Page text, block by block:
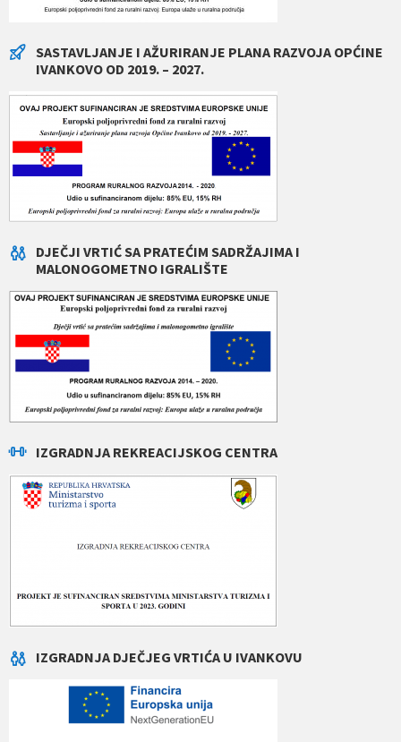
SASTAVLJANJE I AŽURIRANJE PLANA RAZVOJA OPĆINE
IVANKOVO OD 2019. – 2027.
DJEČJI VRTIĆ SA PRATEĆIM SADRŽAJIMA I
MALONOGOMETNO IGRALIŠTE
IZGRADNJA REKREACIJSKOG CENTRA
IZGRADNJA DJEČJEG VRTIĆA U IVANKOVU